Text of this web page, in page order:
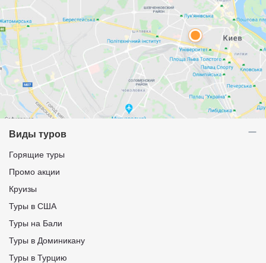
Виды туров
Горящие туры
Промо акции
Круизы
Туры в США
Туры на Бали
Туры в Доминикану
Туры в Турцию